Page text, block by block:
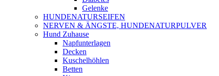
Gelenke
HUNDENATURSEIFEN
NERVEN & ÄNGSTE, HUNDENATURPULVER
Hund Zuhause
Napfunterlagen
Decken
Kuschelhöhlen
Betten